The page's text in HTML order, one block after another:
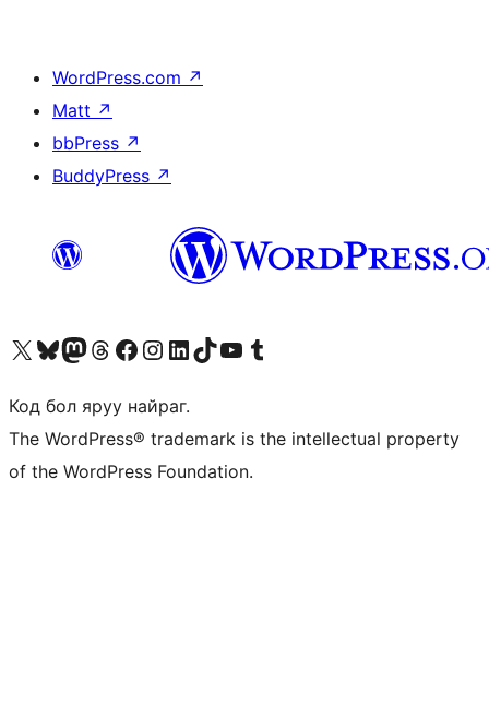
WordPress.com ↗
Matt ↗
bbPress ↗
BuddyPress ↗
Visit our X (formerly Twitter) account
Visit our Bluesky account
Visit our Mastodon account
Visit our Threads account
Манай фэйсбүүк хуудсаар зочилно ууМанай Instagram хаягаар зочилно уу Манай LinkedIn хаягаар зочилно ууVisit our TikTok account
Манай YouTube сувгаар зочилно уу Visit our Tumblr account
Код бол яруу найраг.
The WordPress® trademark is the intellectual property
of the WordPress Foundation.